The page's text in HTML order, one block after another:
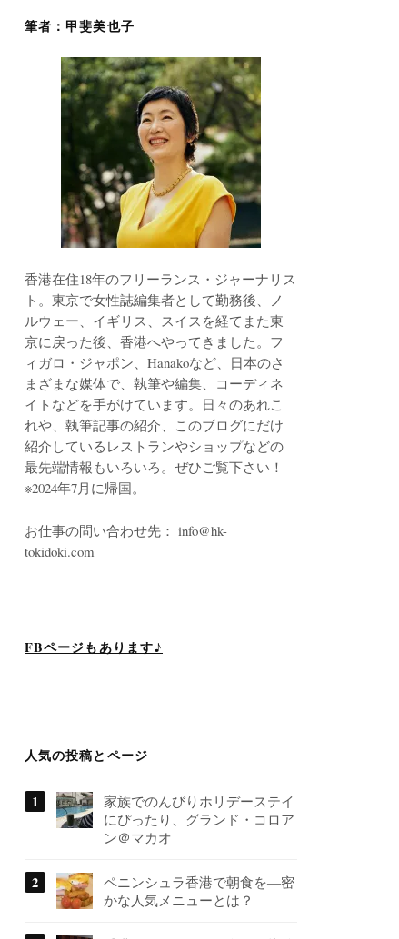
筆者：甲斐美也子
香港在住18年のフリーランス・ジャーナリス
ト。東京で女性誌編集者として勤務後、ノ
ルウェー、イギリス、スイスを経てまた東
京に戻った後、香港へやってきました。フ
ィガロ・ジャポン、Hanakoなど、日本のさ
まざまな媒体で、執筆や編集、コーディネ
イトなどを手がけています。日々のあれこ
れや、執筆記事の紹介、このブログにだけ
紹介しているレストランやショップなどの
最先端情報もいろいろ。ぜひご覧下さい！
※2024年7月に帰国。
お仕事の問い合わせ先： info@hk-
tokidoki.com
FBページもあります♪
人気の投稿とページ
家族でのんびりホリデーステイ
にぴったり、グランド・コロア
ン＠マカオ
ペニンシュラ香港で朝食を―密
かな人気メニューとは？